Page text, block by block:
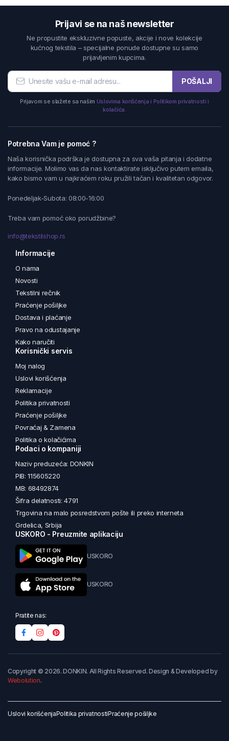
Prijavi se na naš newsletter
Ne propustite ekskluzivne popuste, akcije i nove kolekcije
kućnog tekstila – specijalne ponude dostupne su samo
prijavljenim kupcima.
POŠALJI
Prijavom se slažete sa našim Uslovima korišćenja i Politikom privatnosti i
kolačića.
Potrebna Vam je pomoć ?
Naša korisnička podrška je dostupna za sva vaša pitanja i dodatne
informacije. Molimo vas da nas kontaktirate isključivo putem emaila,
kako bismo vam u najkraćem roku pružili tačan i kvalitetan odgovor.
Ponedeljak-Subota: 08:00-16:00
Treba vam pomoć oko porudžbine?
info@tekstilshop.rs
Informacije
O nama
Novosti
Tekstilni rečnik
Praćenje pošiljke
Dostava i plaćanje
Pravo na odustajanje
Kako naručiti
Korisnički servis
Moj nalog
Uslovi korišćenja
Reklamacije
Politika privatnosti
Praćenje pošiljke
Povraćaj & Zamena
Politika o kolačićima
Podaci o kompaniji
Naziv preduzeća: DONKIN
PIB: 115605220
MB: 68492874
Šifra delatnosti: 4791
Trgovina na malo posredstvom pošte ili preko interneta
Grdelica, Srbija
USKORO - Preuzmite aplikaciju
USKORO
USKORO
Pratite nas:
Copyright © 2026. DONKIN. All Rights Reserved. Design & Developed by
Webolution.
Uslovi korišćenjaPolitika privatnostiPraćenje pošiljke